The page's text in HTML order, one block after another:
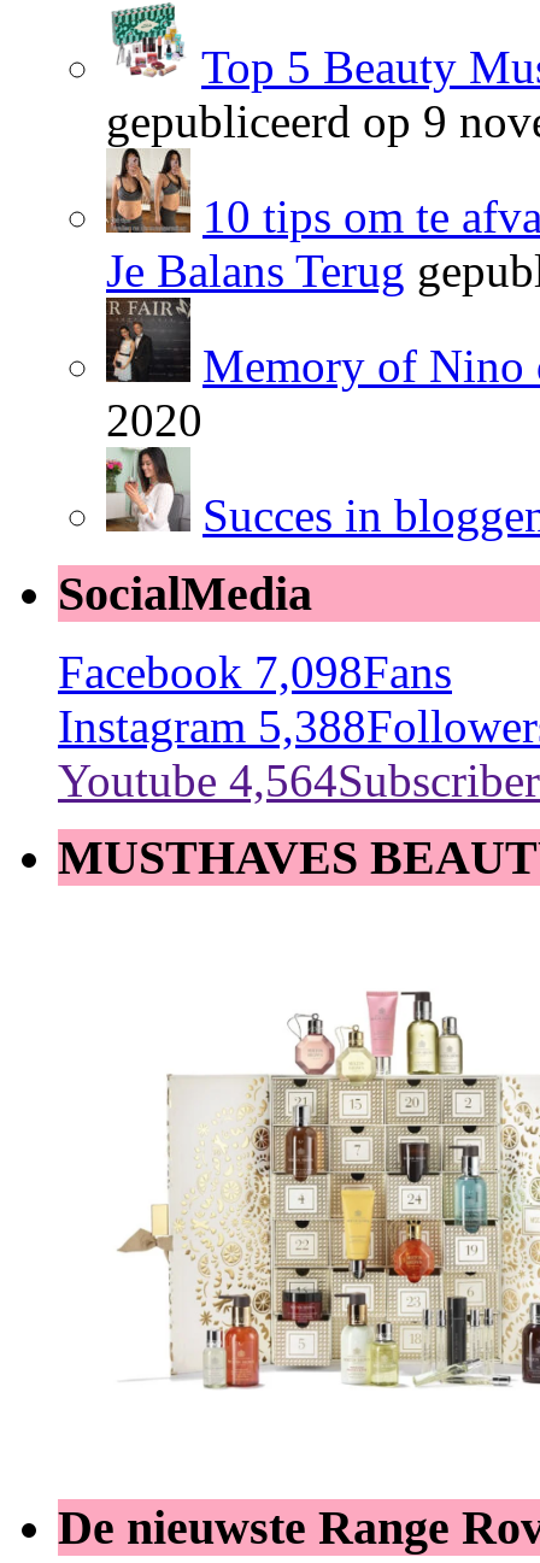
Top 5 Beauty
gepubliceerd op 9
10 tips om te
Je Balans Terug
Memory of Nino
2020
Succes in
SocialMedia
Facebook 7,098Fans
Instagram 5,388
Youtube 4,564Subscriber
MUSTHAVES
De nieuwste Range